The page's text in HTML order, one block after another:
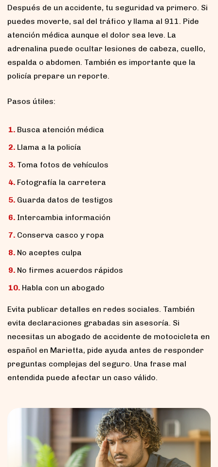
Después de un accidente, tu seguridad va primero. Si
puedes moverte, sal del tráfico y llama al 911. Pide
atención médica aunque el dolor sea leve. La
adrenalina puede ocultar lesiones de cabeza, cuello,
espalda o abdomen. También es importante que la
policía prepare un reporte.
Pasos útiles:
Busca atención médica
Llama a la policía
Toma fotos de vehículos
Fotografía la carretera
Guarda datos de testigos
Intercambia información
Conserva casco y ropa
No aceptes culpa
No firmes acuerdos rápidos
Habla con un abogado
Evita publicar detalles en redes sociales. También
evita declaraciones grabadas sin asesoría. Si
necesitas un abogado de accidente de motocicleta en
español en Marietta, pide ayuda antes de responder
preguntas complejas del seguro. Una frase mal
entendida puede afectar un caso válido.